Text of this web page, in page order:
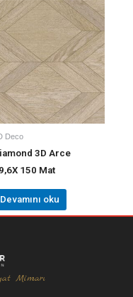
Deco
3D Arce
150 Mat
Devamını oku
Mimarı